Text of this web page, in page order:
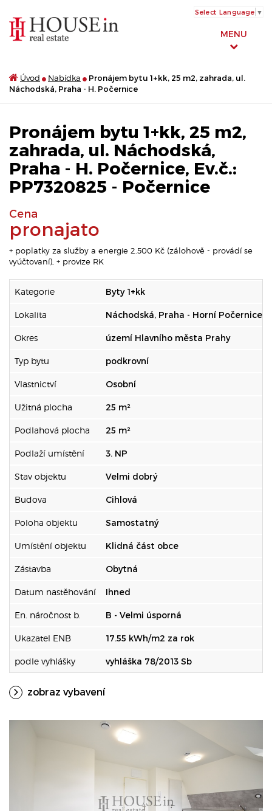
MENU
Select Language ▼
Úvod Nabídka
Pronájem bytu 1+kk, 25 m2, zahrada, ul.
Náchodská, Praha - H. Počernice
Pronájem bytu 1+kk, 25 m2,
zahrada, ul. Náchodská,
Praha - H. Počernice, Ev.č.:
PP7320825 - Počernice
Cena
pronajato
+ poplatky za služby a energie 2.500 Kč (zálohově - provádí se
vyúčtovaní), + provize RK
Kategorie Byty 1+kk
Lokalita Náchodská, Praha - Horní Počernice
Okres území Hlavního města Prahy
Typ bytu podkrovní
Vlastnictví Osobní
Užitná plocha 25 m²
Podlahová plocha 25 m²
Podlaží umístění 3. NP
Stav objektu Velmi dobrý
Budova Cihlová
Poloha objektu Samostatný
Umístění objektu Klidná část obce
Zástavba Obytná
Datum nastěhování Ihned
En. náročnost b. B - Velmi úsporná
Ukazatel ENB 17.55 kWh/m2 za rok
podle vyhlášky vyhláška 78/2013 Sb
zobraz vybavení